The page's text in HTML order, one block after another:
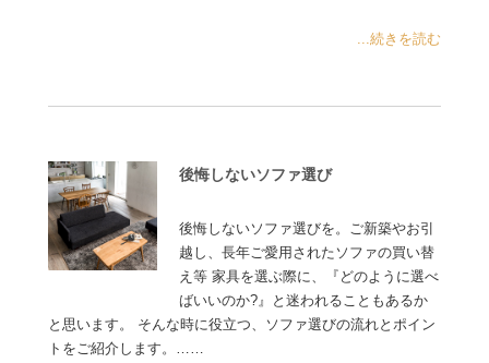
...続きを読む
後悔しないソファ選び
後悔しないソファ選びを。ご新築やお引
越し、長年ご愛用されたソファの買い替
え等 家具を選ぶ際に、『どのように選べ
ばいいのか?』と迷われることもあるか
と思います。 そんな時に役立つ、ソファ選びの流れとポイン
トをご紹介します。……